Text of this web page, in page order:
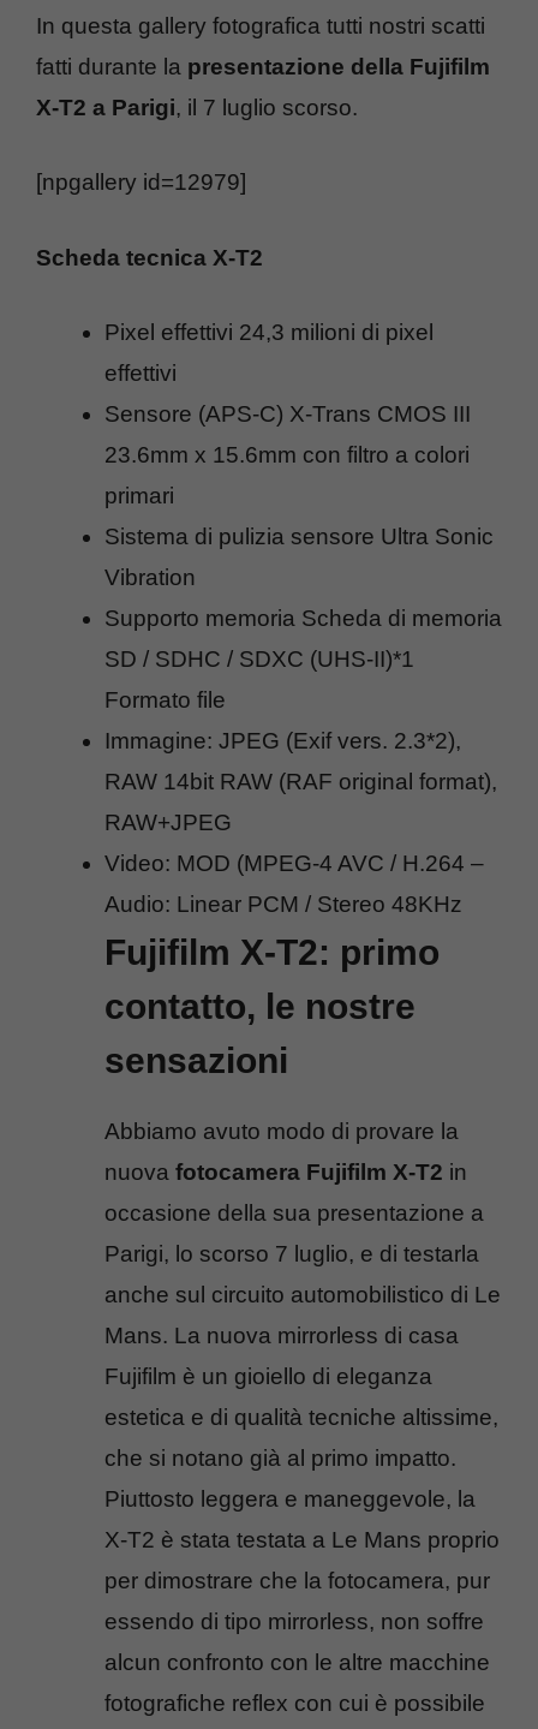
In questa gallery fotografica tutti nostri scatti
fatti durante la presentazione della Fujifilm
X-T2 a Parigi, il 7 luglio scorso.
[npgallery id=12979]
Scheda tecnica X-T2
Pixel effettivi 24,3 milioni di pixel
effettivi
Sensore (APS-C) X-Trans CMOS III
23.6mm x 15.6mm con filtro a colori
primari
Sistema di pulizia sensore Ultra Sonic
Vibration
Supporto memoria Scheda di memoria
SD / SDHC / SDXC (UHS-II)*1
Formato file
Immagine: JPEG (Exif vers. 2.3*2),
RAW 14bit RAW (RAF original format),
RAW+JPEG
Video: MOD (MPEG-4 AVC / H.264 –
Audio: Linear PCM / Stereo 48KHz
Fujifilm X-T2: primo
contatto, le nostre
sensazioni
Abbiamo avuto modo di provare la
nuova fotocamera Fujifilm X-T2 in
occasione della sua presentazione a
Parigi, lo scorso 7 luglio, e di testarla
anche sul circuito automobilistico di Le
Mans. La nuova mirrorless di casa
Fujifilm è un gioiello di eleganza
estetica e di qualità tecniche altissime,
che si notano già al primo impatto.
Piuttosto leggera e maneggevole, la
X-T2 è stata testata a Le Mans proprio
per dimostrare che la fotocamera, pur
essendo di tipo mirrorless, non soffre
alcun confronto con le altre macchine
fotografiche reflex con cui è possibile